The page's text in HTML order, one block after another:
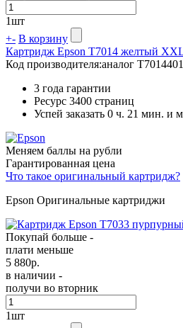
1шт
+- В корзину
Картридж Epson T7014 желтый
Код производителя:аналог
3 года гарантии
Ресурс 3400 страниц
Успей заказать 0 ч. 21 мин. и
Меняем баллы на рубли
Гарантированная цена
Что такое оригинальный картридж?
Epson Оригинальные картриджи
Покупай больше -
плати меньше
5 880р.
в наличии -
получи во вторник
1шт